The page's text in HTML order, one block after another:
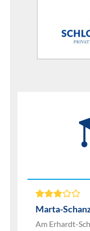
Marta-
Am Erhardt-